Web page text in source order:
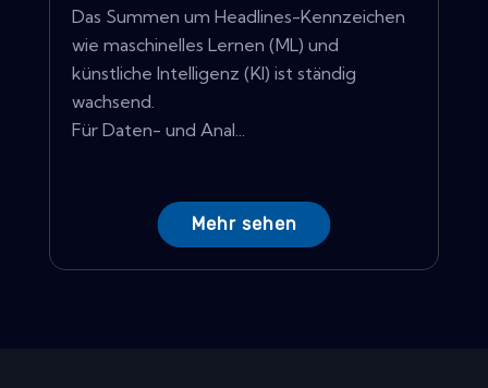
Das Summen um Headlines-Kennzeichen
wie maschinelles Lernen (ML) und
künstliche Intelligenz (KI) ist ständig
wachsend.
Für Daten- und Anal...
Mehr sehen